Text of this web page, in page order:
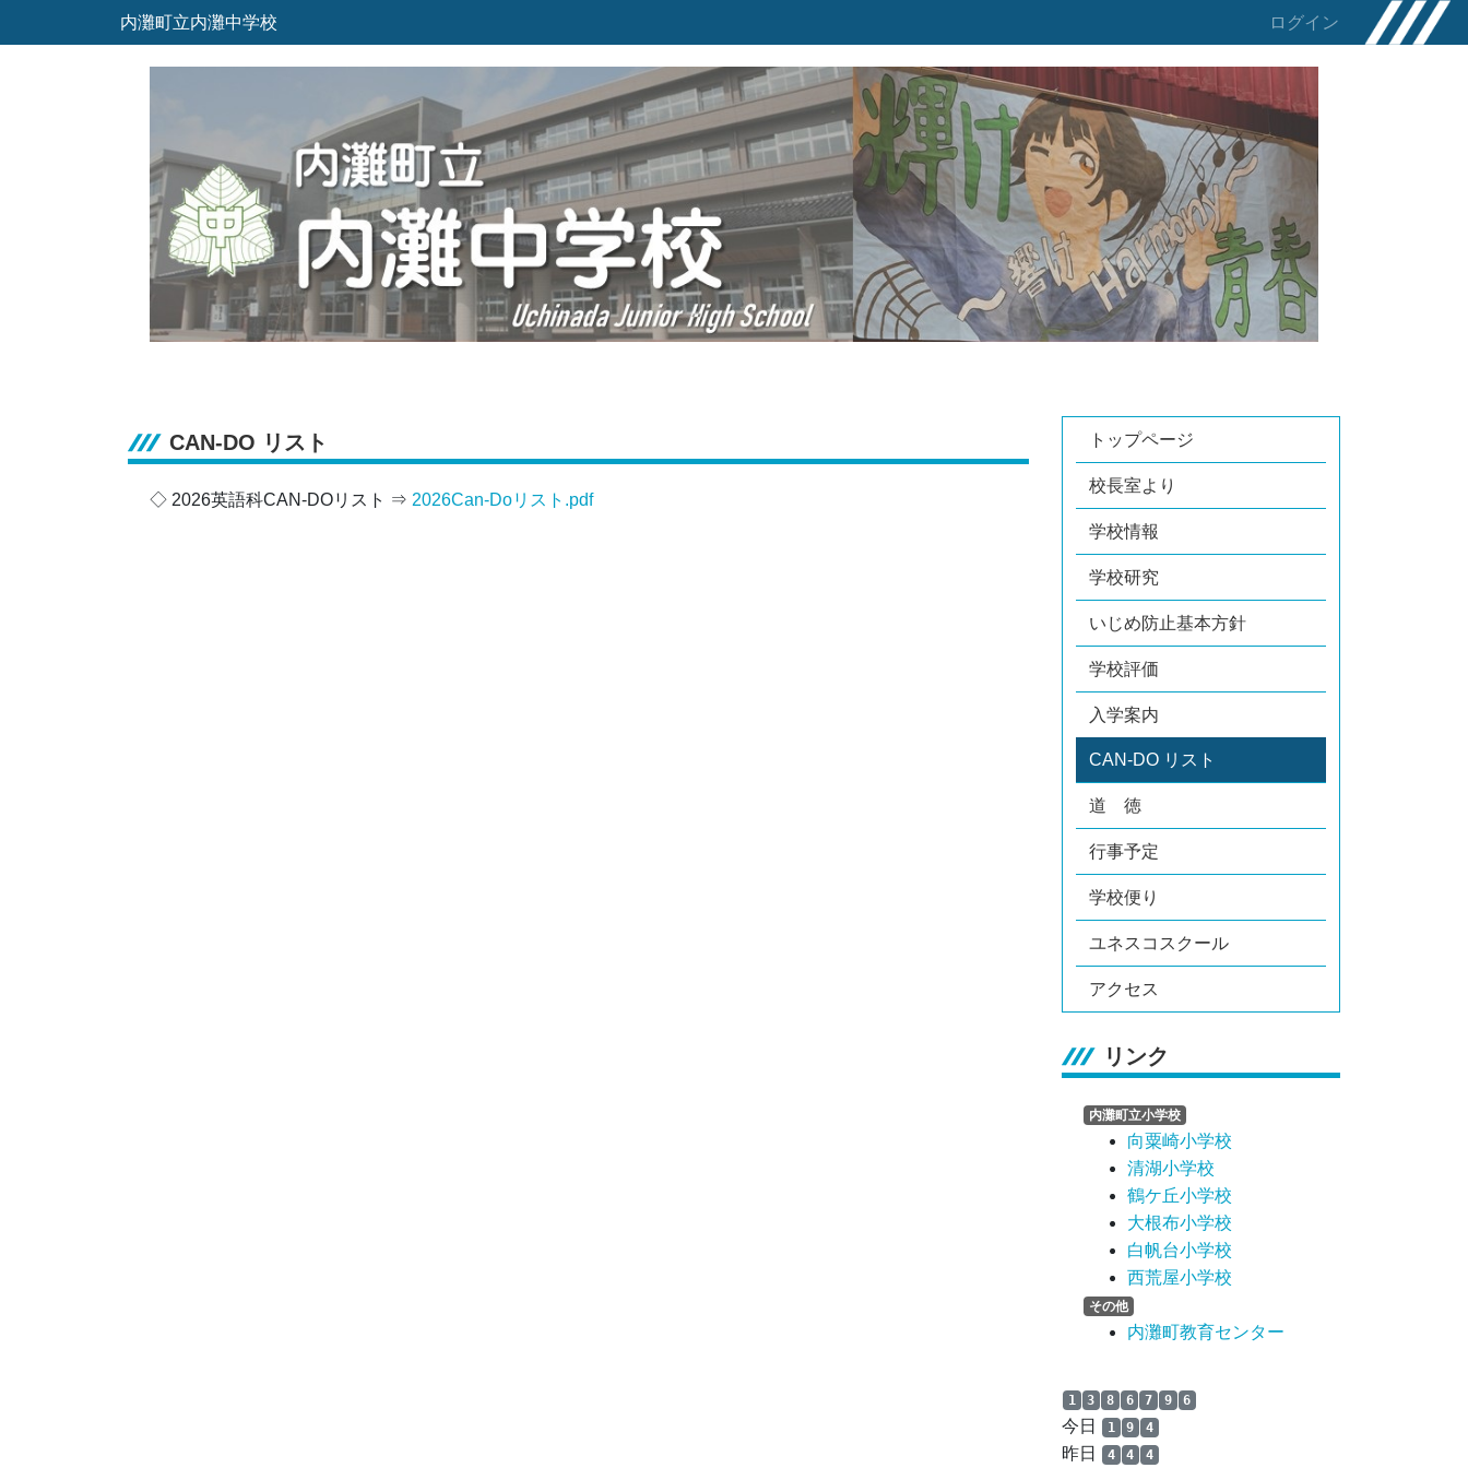
内灘町立内灘中学校 ログイン
CAN-DO リスト
◇ 2026英語科CAN-DOリスト ⇒ 2026Can-Doリスト.pdf
トップページ
校長室より
学校情報
学校研究
いじめ防止基本方針
学校評価
入学案内
CAN-DO リスト
道 徳
行事予定
学校便り
ユネスコスクール
アクセス
リンク
内灘町立小学校
向粟崎小学校
清湖小学校
鶴ケ丘小学校
大根布小学校
白帆台小学校
西荒屋小学校
その他
内灘町教育センター
1 3 8 6 7 9 6
今日 1 9 4
昨日 4 4 4